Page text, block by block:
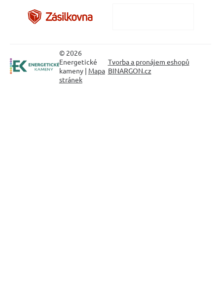
© 2026
Energetické
kameny | Mapa
stránek
Tvorba a pronájem eshopů
BINARGON.cz